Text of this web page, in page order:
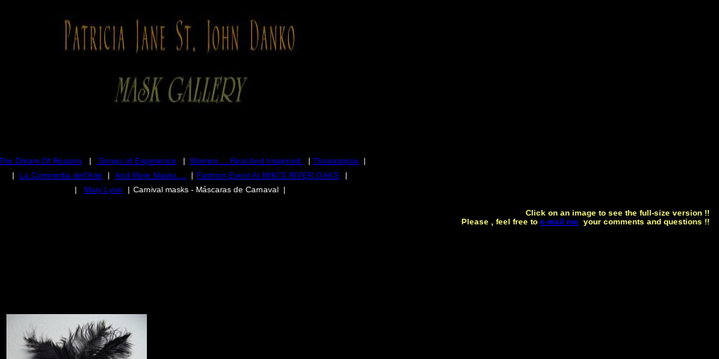
Dream Of Reason | Songs of Experience | Women ... Real And Imagined | Thanatopsis |
| La Commedia dell'Arte | And More Masks ... | Fashion Event At MIKI'S RIVER OAKS
|
|
Mary Lyon | Carnival masks - Máscaras de Carnaval |
Click on an image to see the full-size version !!
Please , feel free to e-mail me your comments and questions !!